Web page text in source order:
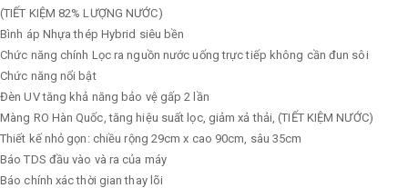
(TIẾT KIỆM 82% LƯỢNG NƯỚC)
Bình áp Nhựa thép Hybrid siêu bền
Chức năng chính Lọc ra nguồn nước uống trực tiếp không cần đun sôi
Chức năng nổi bật
Đèn UV tăng khả năng bảo vệ gấp 2 lần
Màng RO Hàn Quốc, tăng hiệu suất lọc, giảm xả thải, (TIẾT KIỆM NƯỚC)
Thiết kế nhỏ gọn: chiều rộng 29cm x cao 90cm, sâu 35cm
Báo TDS đầu vào và ra của máy
Báo chính xác thời gian thay lõi